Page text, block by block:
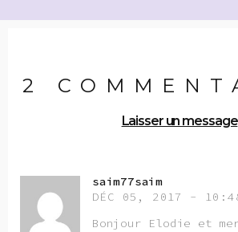
2
Laisser un message
saim77saim
DÉC 05, 2017 -
Bonjour Elodie et